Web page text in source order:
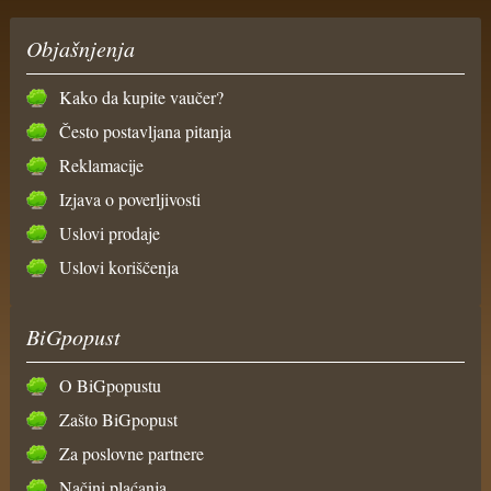
Objašnjenja
Kako da kupite vaučer?
Često postavljana pitanja
Reklamacije
Izjava o poverljivosti
Uslovi prodaje
Uslovi koriščenja
BiGpopust
O BiGpopustu
Zašto BiGpopust
Za poslovne partnere